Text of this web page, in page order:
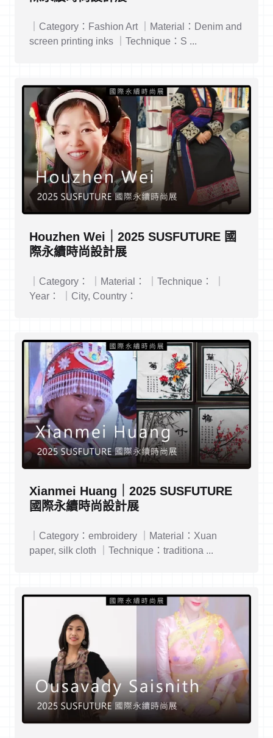
｜Category：Fashion Art ｜Material：Denim and
screen printing inks ｜Technique：S ...
Houzhen Wei｜2025 SUSFUTURE 國
際永續時尚設計展
｜Category： ｜Material： ｜Technique： ｜
Year： ｜City, Country：
Xianmei Huang｜2025 SUSFUTURE
國際永續時尚設計展
｜Category：embroidery ｜Material：Xuan
paper, silk cloth ｜Technique：traditiona ...